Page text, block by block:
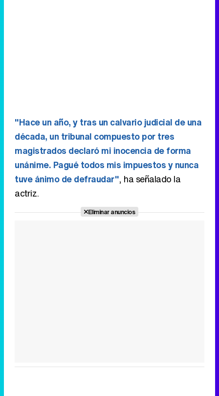
"Hace un año, y tras un calvario judicial de una
década, un tribunal compuesto por tres
magistrados declaró mi inocencia de forma
unánime. Pagué todos mis impuestos y nunca
tuve ánimo de defraudar", ha señalado la
actriz.
Eliminar anuncios